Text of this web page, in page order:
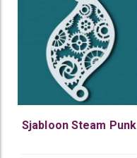
Sjabloon Steam Punk